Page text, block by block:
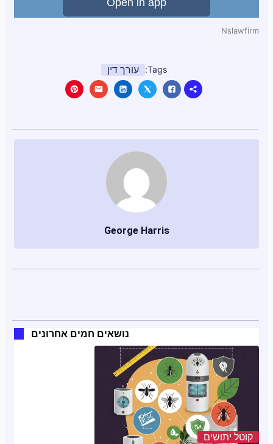
Nslawfirm
Tags: עורך דין
George Harris
נושאים חמים אחרונים
קוטל יתושים